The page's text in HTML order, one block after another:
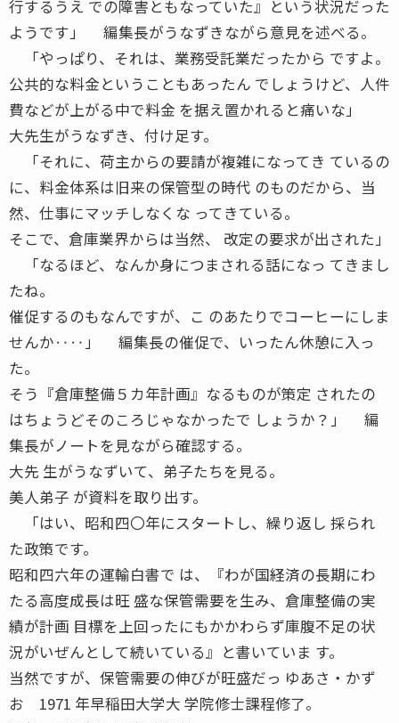
行するうえ での障害ともなっていた』という状況だった
ようです」 編集長がうなずきながら意見を述べる。
「やっぱり、それは、業務受託業だったから ですよ。
公共的な料金ということもあったん でしょうけど、人件
費などが上がる中で料金 を据え置かれると痛いな」
大先生がうなずき、付け足す。
「それに、荷主からの要請が複雑になってき ているの
に、料金体系は旧来の保管型の時代 のものだから、当
然、仕事にマッチしなくな ってきている。
そこで、倉庫業界からは当然、 改定の要求が出された」
「なるほど、なんか身につまされる話になっ てきまし
たね。
催促するのもなんですが、こ のあたりでコーヒーにしま
せんか‥‥」 編集長の催促で、いったん休憩に入っ
た。
そう『倉庫整備５カ年計画』なるものが策定 されたの
はちょうどそのころじゃなかったで しょうか？」 編
集長がノートを見ながら確認する。
大先 生がうなずいて、弟子たちを見る。
美人弟子 が資料を取り出す。
「はい、昭和四〇年にスタートし、繰り返し 採られ
た政策です。
昭和四六年の運輸白書で は、『わが国経済の長期にわ
たる高度成長は旺 盛な保管需要を生み、倉庫整備の実
績が計画 目標を上回ったにもかかわらず庫腹不足の状
況がいぜんとして続いている』と書いていま す。
当然ですが、保管需要の伸びが旺盛だっ ゆあさ・かず
お 1971 年早稲田大学大 学院修士課程修了。